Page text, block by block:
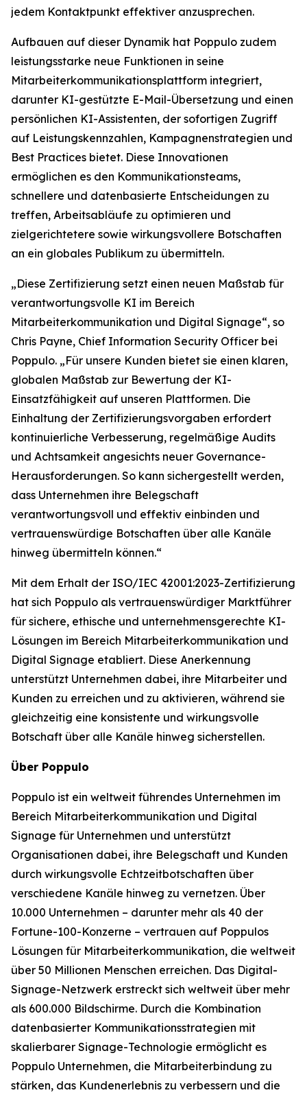
jedem Kontaktpunkt effektiver anzusprechen.
Aufbauen auf dieser Dynamik hat Poppulo zudem
leistungsstarke neue Funktionen in seine
Mitarbeiterkommunikationsplattform integriert,
darunter KI-gestützte E-Mail-Übersetzung und einen
persönlichen KI-Assistenten, der sofortigen Zugriff
auf Leistungskennzahlen, Kampagnenstrategien und
Best Practices bietet. Diese Innovationen
ermöglichen es den Kommunikationsteams,
schnellere und datenbasierte Entscheidungen zu
treffen, Arbeitsabläufe zu optimieren und
zielgerichtetere sowie wirkungsvollere Botschaften
an ein globales Publikum zu übermitteln.
„Diese Zertifizierung setzt einen neuen Maßstab für
verantwortungsvolle KI im Bereich
Mitarbeiterkommunikation und Digital Signage“, so
Chris Payne, Chief Information Security Officer bei
Poppulo. „Für unsere Kunden bietet sie einen klaren,
globalen Maßstab zur Bewertung der KI-
Einsatzfähigkeit auf unseren Plattformen. Die
Einhaltung der Zertifizierungsvorgaben erfordert
kontinuierliche Verbesserung, regelmäßige Audits
und Achtsamkeit angesichts neuer Governance-
Herausforderungen. So kann sichergestellt werden,
dass Unternehmen ihre Belegschaft
verantwortungsvoll und effektiv einbinden und
vertrauenswürdige Botschaften über alle Kanäle
hinweg übermitteln können.“
Mit dem Erhalt der ISO/IEC 42001:2023-Zertifizierung
hat sich Poppulo als vertrauenswürdiger Marktführer
für sichere, ethische und unternehmensgerechte KI-
Lösungen im Bereich Mitarbeiterkommunikation und
Digital Signage etabliert. Diese Anerkennung
unterstützt Unternehmen dabei, ihre Mitarbeiter und
Kunden zu erreichen und zu aktivieren, während sie
gleichzeitig eine konsistente und wirkungsvolle
Botschaft über alle Kanäle hinweg sicherstellen.
Über Poppulo
Poppulo ist ein weltweit führendes Unternehmen im
Bereich Mitarbeiterkommunikation und Digital
Signage für Unternehmen und unterstützt
Organisationen dabei, ihre Belegschaft und Kunden
durch wirkungsvolle Echtzeitbotschaften über
verschiedene Kanäle hinweg zu vernetzen. Über
10.000 Unternehmen – darunter mehr als 40 der
Fortune-100-Konzerne – vertrauen auf Poppulos
Lösungen für Mitarbeiterkommunikation, die weltweit
über 50 Millionen Menschen erreichen. Das Digital-
Signage-Netzwerk erstreckt sich weltweit über mehr
als 600.000 Bildschirme. Durch die Kombination
datenbasierter Kommunikationsstrategien mit
skalierbarer Signage-Technologie ermöglicht es
Poppulo Unternehmen, die Mitarbeiterbindung zu
stärken, das Kundenerlebnis zu verbessern und die